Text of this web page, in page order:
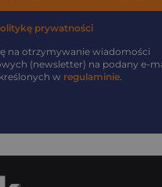
prywatności
na otrzymywanie wiadomości
(newsletter) na podany e-
w regulaminie